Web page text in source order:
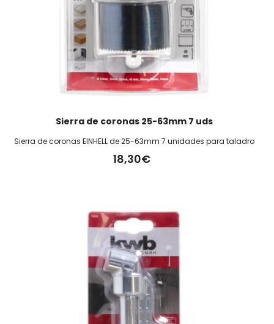
Sierra de coronas 25-63mm 7 uds
Sierra de coronas EINHELL de 25-63mm 7 unidades para taladro
18,30€